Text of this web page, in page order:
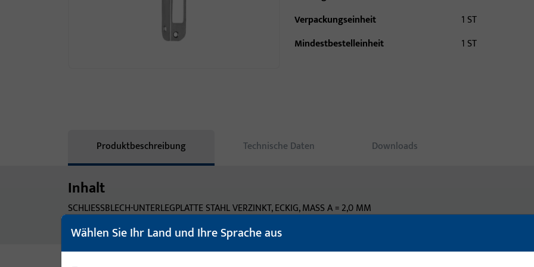
Verpackungseinheit
1 ST
Mindestbestelleinheit
1 ST
Produktbeschreibung
Technische Daten Downloads
Inhalt
SCHLIESSBLECH-UNTERLEGPLATTE STAHL VERZINKT, ECKIG, MASS A = 2,0 MM
Wählen Sie Ihr Land und Ihre Sprache aus